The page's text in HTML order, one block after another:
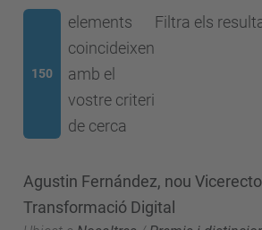
150
elements
coincideixen
amb el
vostre criteri
de cerca
Filtra els
Agustin Fernández, nou
Transformació Digital